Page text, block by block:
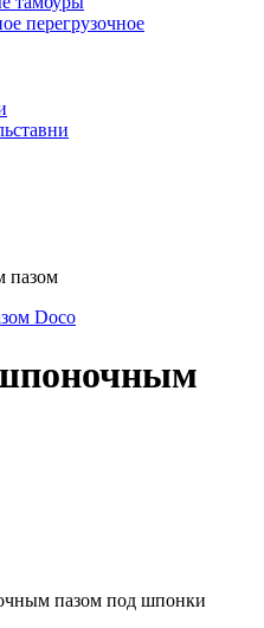
перегрузочное
пазом
пазом под шпонки